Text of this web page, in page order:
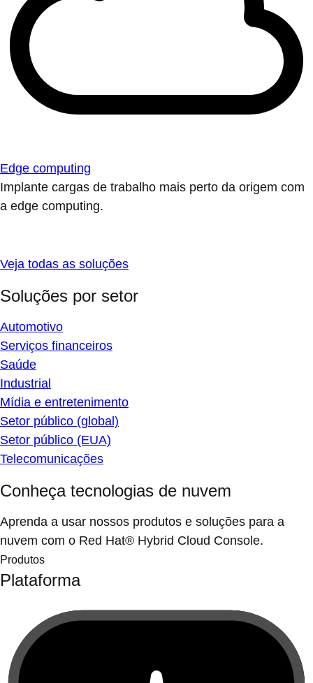
Edge computing
Implante cargas de trabalho mais perto da origem com
a edge computing.
Veja todas as soluções
Soluções por setor
Automotivo
Serviços financeiros
Saúde
Industrial
Mídia e entretenimento
Setor público (global)
Setor público (EUA)
Telecomunicações
Conheça tecnologias de nuvem
Aprenda a usar nossos produtos e soluções para a
nuvem com o Red Hat® Hybrid Cloud Console.
Produtos
Plataforma